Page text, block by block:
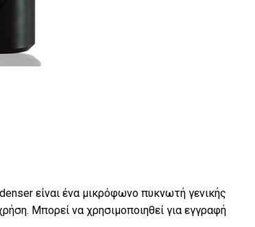
είναι ένα μικρόφωνο πυκνωτή γενικής
Μπορεί να χρησιμοποιηθεί για εγγραφή